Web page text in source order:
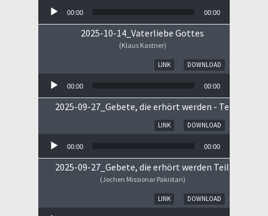
00:00 00:00
2025-10-14_Vaterliebe Gottes
(Klaus Kastner)
DOWNLOAD
LINK
00:00 00:00
2025-09-27_Gebete, die erhört werden - Teil II
DOWNLOAD
LINK
00:00 00:00
2025-09-27_Gebete, die erhört werden Teil I
(Jochen Missionar Pakistan)
DOWNLOAD
LINK